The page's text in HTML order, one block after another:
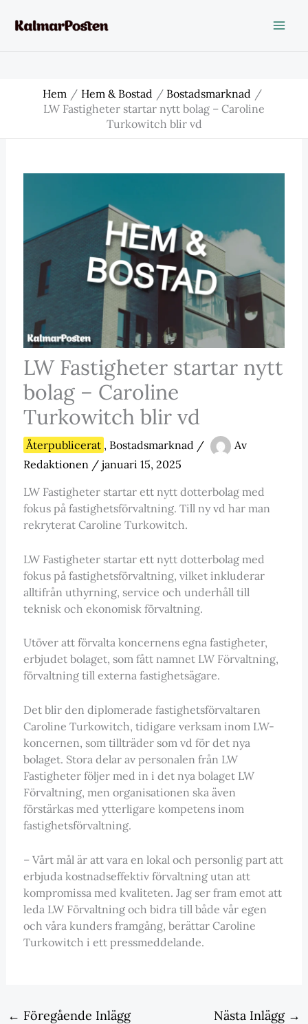
Hem Hem & Bostad
Bostadsmarknad
LW Fastigheter startar nytt bolag – Caroline
Turkowitch blir vd
LW Fastigheter startar nytt
bolag – Caroline
Turkowitch blir vd
Återpublicerat , Bostadsmarknad /
Av
Redaktionen / januari 15, 2025
LW Fastigheter startar ett nytt dotterbolag med
fokus på fastighetsförvaltning. Till ny vd har man
rekryterat Caroline Turkowitch.
LW Fastigheter startar ett nytt dotterbolag med
fokus på fastighetsförvaltning, vilket inkluderar
alltifrån uthyrning, service och underhåll till
teknisk och ekonomisk förvaltning.
Utöver att förvalta koncernens egna fastigheter,
erbjudet bolaget, som fått namnet LW Förvaltning,
förvaltning till externa fastighetsägare.
Det blir den diplomerade fastighetsförvaltaren
Caroline Turkowitch, tidigare verksam inom LW-
koncernen, som tillträder som vd för det nya
bolaget. Stora delar av personalen från LW
Fastigheter följer med in i det nya bolaget LW
Förvaltning, men organisationen ska även
förstärkas med ytterligare kompetens inom
fastighetsförvaltning.
– Vårt mål är att vara en lokal och personlig part att
erbjuda kostnadseffektiv förvaltning utan att
kompromissa med kvaliteten. Jag ser fram emot att
leda LW Förvaltning och bidra till både vår egen
och våra kunders framgång, berättar Caroline
Turkowitch i ett pressmeddelande.
← Föregående Inlägg Nästa Inlägg →